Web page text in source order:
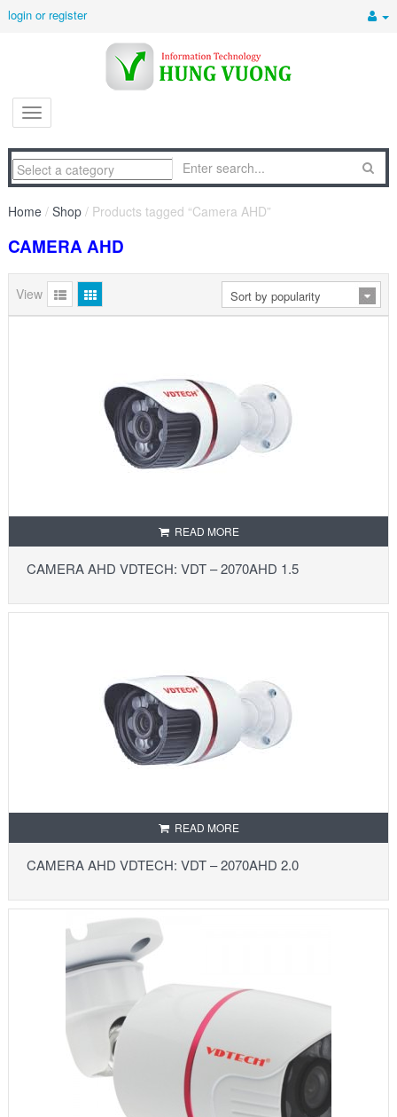
login or register
Home / Shop / Products tagged “Camera AHD”
CAMERA AHD
View
READ MORE
CAMERA AHD VDTECH: VDT – 2070AHD 1.5
READ MORE
CAMERA AHD VDTECH: VDT – 2070AHD 2.0